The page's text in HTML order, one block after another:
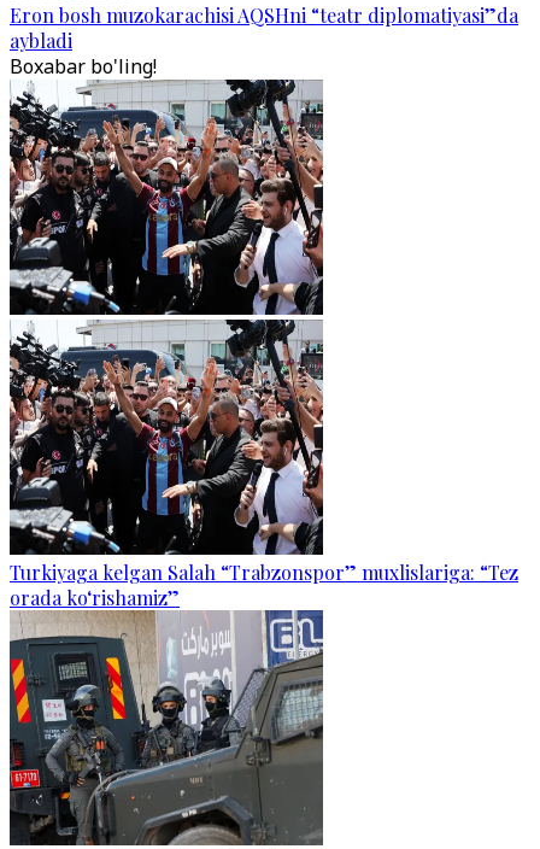
Eron bosh muzokarachisi AQSHni “teatr diplomatiyasi”da
aybladi
Boxabar bo'ling!
Turkiyaga kelgan Salah “Trabzonspor” muxlislariga: “Tez
orada ko‘rishamiz”